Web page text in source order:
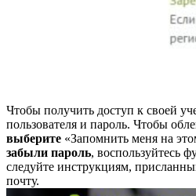
Чтобы получить доступ к своей
пользователя и пароль. Чтобы
выберите «Запомнить меня на
забыли пароль, воспользуйтесь
следуйте инструкциям,
почту.